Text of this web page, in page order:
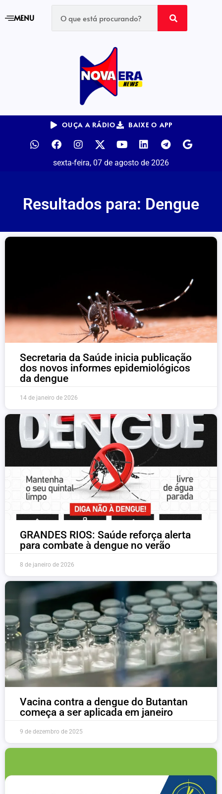
MENU
OUÇA A RÁDIO BAIXE O APP
sexta-feira, 07 de agosto de 2026
Resultados para: Dengue
Secretaria da Saúde inicia publicação
dos novos informes epidemiológicos
da dengue
14 de janeiro de 2026
GRANDES RIOS: Saúde reforça alerta
para combate à dengue no verão
8 de janeiro de 2026
Vacina contra a dengue do Butantan
começa a ser aplicada em janeiro
9 de dezembro de 2025